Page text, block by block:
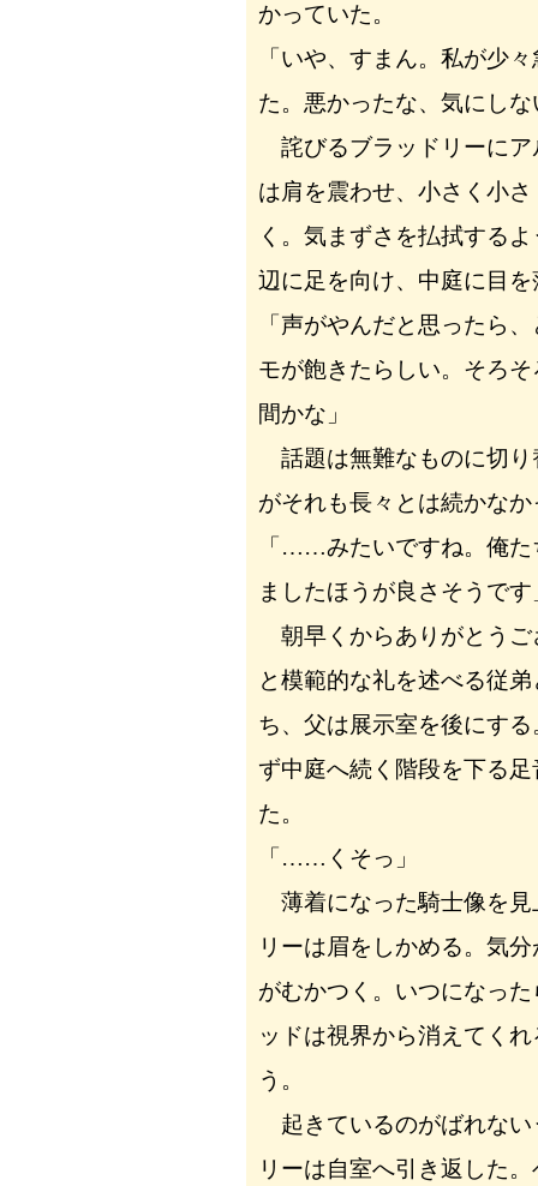
かっていた。
「いや、すまん。私が少
た。悪かったな、気にし
詫びるブラッドリーにア
は肩を震わせ、小さく小
く。気まずさを払拭する
辺に足を向け、中庭に目
「声がやんだと思ったら
モが飽きたらしい。そろ
間かな」
話題は無難なものに切り
がそれも長々とは続かなか
「……みたいですね。俺た
ましたほうが良さそうです
朝早くからありがとうご
と模範的な礼を述べる従
ち、父は展示室を後にす
ず中庭へ続く階段を下る
た。
「……くそっ」
薄着になった騎士像を見
リーは眉をしかめる。気
がむかつく。いつになっ
ッドは視界から消えてく
う。
起きているのがばれない
リーは自室へ引き返した